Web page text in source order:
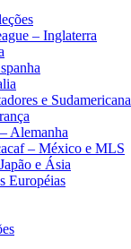
– Inglaterra
e Sudamericana
Alemanha
– México e MLS
e Ásia
Européias